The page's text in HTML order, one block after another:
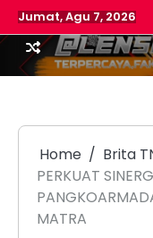
Skip
to
content
Jumat, Agu 7, 2026
Home
Brita
PERKUAT
MATRA